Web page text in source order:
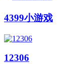
4399小游戏
12306